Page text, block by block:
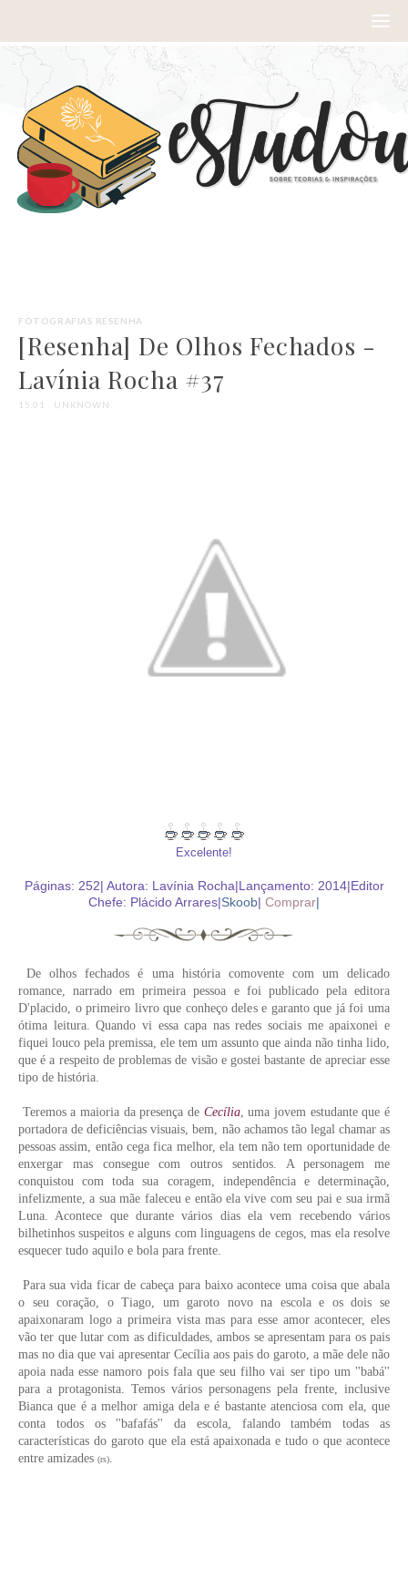
FOTOGRAFIAS RESENHA
[Resenha] De Olhos Fechados -
Lavínia Rocha #37
15:01 UNKNOWN
Excelente!
Páginas: 252| Autora: Lavínia Rocha|Lançamento: 2014|Editor
Chefe: Plácido Arrares|Skoob| Comprar|
De olhos fechados é uma história comovente com um delicado
romance, narrado em primeira pessoa e foi publicado pela editora
D'placido, o primeiro livro que conheço deles e garanto que já foi uma
ótima leitura.Quando vi essa capa nas redes sociais me apaixonei e
fiquei louco pela premissa, ele tem um assunto que ainda não tinha lido,
que é a respeito de problemas de visão e gostei bastante de apreciar esse
tipo de história.
Teremos a maioria da presença de Cecília, uma jovem estudante que é
portadora de deficiências visuais, bem, não achamos tão legal chamar as
pessoas assim, então cega fica melhor, ela tem não tem oportunidade de
enxergar mas consegue com outros sentidos. A personagem me
conquistou com toda sua coragem, independência e determinação,
infelizmente, a sua mãe faleceu e então ela vive com seu pai e sua irmã
Luna. Acontece que durante vários dias ela vem recebendo vários
bilhetinhos suspeitos e alguns com linguagens de cegos, mas ela resolve
esquecer tudo aquilo e bola para frente.
Para sua vida ficar de cabeça para baixo acontece uma coisa que abala
o seu coração, o Tiago, um garoto novo na escola e os dois se
apaixonaram logo a primeira vista mas para esse amor acontecer, eles
vão ter que lutar com as dificuldades, ambos se apresentam para os pais
mas no dia que vai apresentar Cecília aos pais do garoto, a mãe dele não
apoia nada esse namoro pois fala que seu filho vai ser tipo um ''babá''
para a protagonista. Temos vários personagens pela frente, inclusive
Bianca que é a melhor amiga dela e é bastante atenciosa com ela, que
conta todos os ''bafafás'' da escola, falando também todas as
características do garoto que ela está apaixonada e tudo o que acontece
entre amizades (rs)